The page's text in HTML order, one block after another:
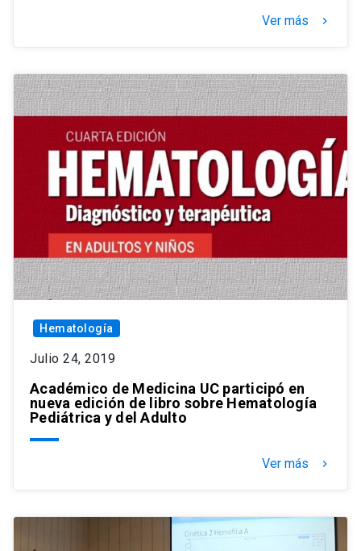
Ver más keyboard_arrow_right
Hematología
Julio 24, 2019
Académico de Medicina UC participó en
nueva edición de libro sobre Hematología
Pediátrica y del Adulto
Ver más keyboard_arrow_right